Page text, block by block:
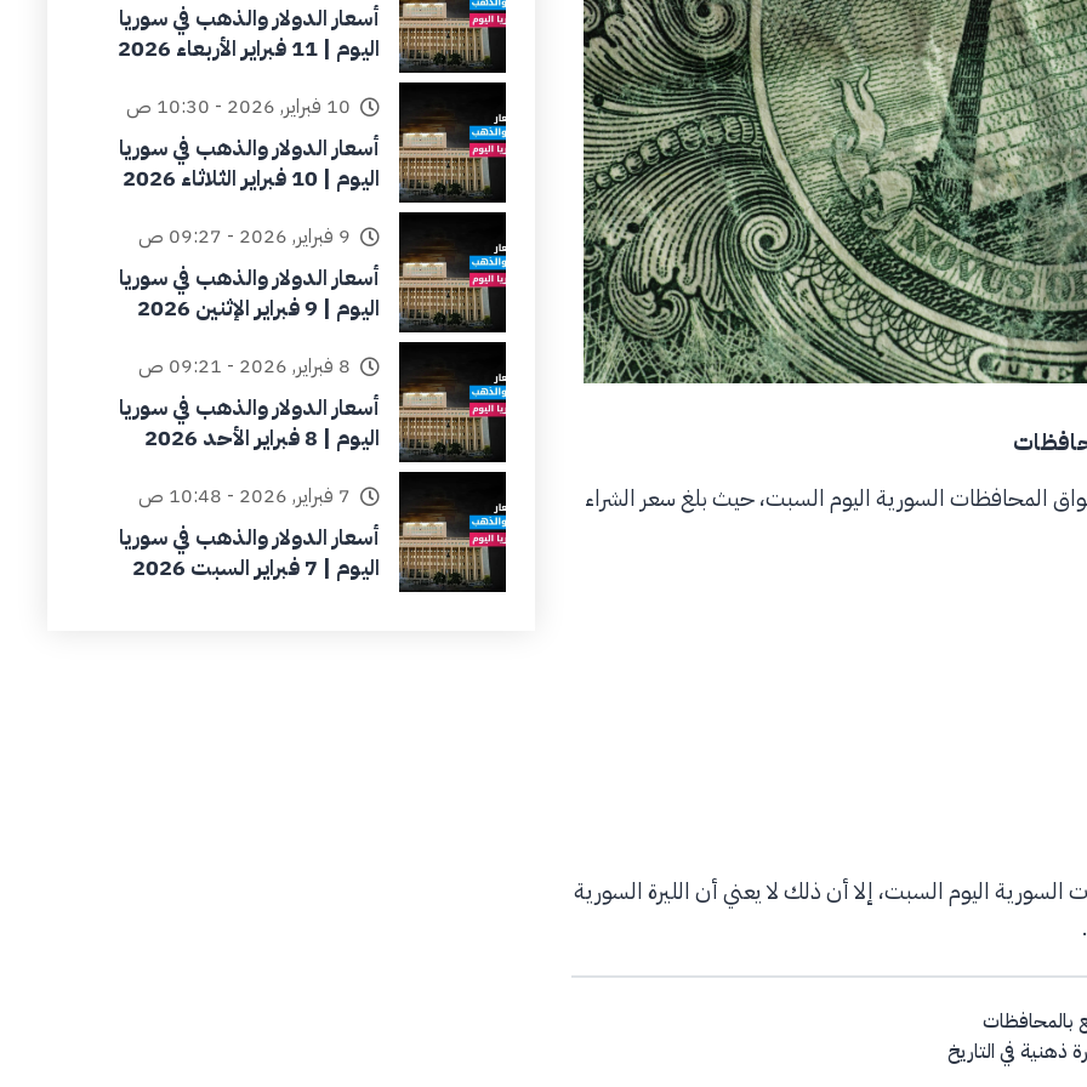
المحافظات السورية اليوم السبت، حيث بلغ سعر الشراء
اليوم السبت، إلا أن ذلك لا يعني أن الليرة السورية
بالمحافظات
ذهنية في التاريخ
أسعار الدولار والذهب في سوريا
اليوم | 11 فبراير الأربعاء 2026
10 فبراير, 2026 - 10:30 ص
أسعار الدولار والذهب في سوريا
اليوم | 10 فبراير الثلاثاء 2026
9 فبراير, 2026 - 09:27 ص
أسعار الدولار والذهب في سوريا
اليوم | 9 فبراير الإثنين 2026
8 فبراير, 2026 - 09:21 ص
أسعار الدولار والذهب في سوريا
اليوم | 8 فبراير الأحد 2026
7 فبراير, 2026 - 10:48 ص
أسعار الدولار والذهب في سوريا
اليوم | 7 فبراير السبت 2026